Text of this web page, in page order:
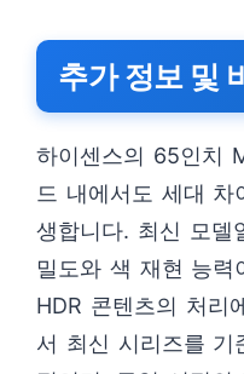
추가 정보 및
하이센스의 65인치
드 내에서도 세대
생합니다. 최신 모델
밀도와 색 재현 능력
HDR 콘텐츠의 처리
서 최신 시리즈를 기